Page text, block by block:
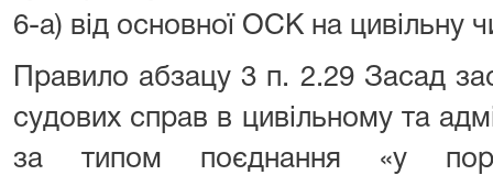
6-а) від основної ОСК на цивільну
Правило абзацу 3 п. 2.29 Засад
судових справ в цивільному та
за типом поєднання «у